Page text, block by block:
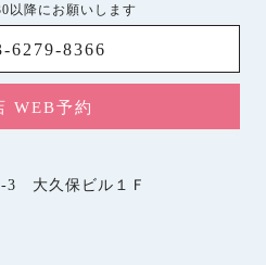
以降にお願いします
6279-8366
WEB予約
3 大久保ビル１Ｆ